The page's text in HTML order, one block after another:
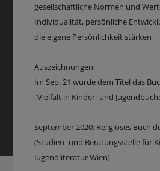
gesellschaftliche Normen und
Individualität, persönliche
die eigene Persönlichkeit stärken
Auszeichnungen:
Im Sep. 21 wurde dem Titel das
"Vielfalt in Kinder- und
September 2020: Religiöses Buch
(Studien- und Beratungsstelle für
Jugendliteratur Wien)